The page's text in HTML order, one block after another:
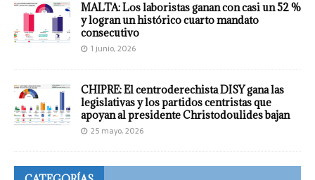
MALTA: Los laboristas ganan con casi un 52 %
y logran un histórico cuarto mandato
consecutivo
1 junio, 2026
CHIPRE: El centroderechista DISY gana las
legislativas y los partidos centristas que
apoyan al presidente Christodoulides bajan
25 mayo, 2026